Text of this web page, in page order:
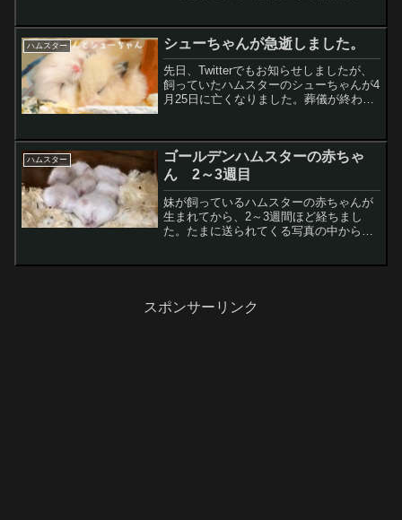
ハムスター シューちゃんが急逝しました。
先日、Twitterでもお知らせしましたが、
飼っていたハムスターのシューちゃんが4
月25日に亡くなりました。葬儀が終わ
な方は閲覧をお控えください。シューち
ゃんの体調が急...
ハムスター
ゴールデンハムスターの赤ちゃ
ん 2～3週目
妹が飼っているハムスターの赤ちゃんが
生まれてから、2～3週間ほど経ちまし
た。たまに送られてくる写真の中から何
スポンサーリンク